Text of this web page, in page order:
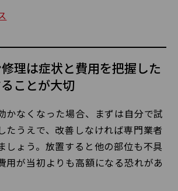
理は症状と費用を把握した
ことが大切
かなくなった場合、まずは自分で試
たうえで、改善しなければ専門業者
しょう。放置すると他の部位も不具
用が当初よりも高額になる恐れがあ